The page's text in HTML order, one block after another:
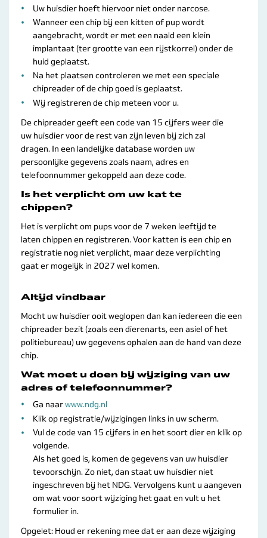
Uw huisdier hoeft hiervoor niet onder narcose.
Wanneer een chip bij een kitten of pup wordt
aangebracht, wordt er met een naald een klein
implantaat (ter grootte van een rijstkorrel) onder de
huid geplaatst.
Na het plaatsen controleren we met een speciale
chipreader of de chip goed is geplaatst.
Wij registreren de chip meteen voor u.
De chipreader geeft een code van 15 cijfers weer die
uw huisdier voor de rest van zijn leven bij zich zal
dragen. In een landelijke database worden uw
persoonlijke gegevens zoals naam, adres en
telefoonnummer gekoppeld aan deze code.
Is het verplicht om uw kat te
chippen?
Het is verplicht om pups voor de 7 weken leeftijd te
laten chippen en registreren. Voor katten is een chip en
registratie nog niet verplicht, maar deze verplichting
gaat er mogelijk in 2027 wel komen.
Altijd vindbaar
Mocht uw huisdier ooit weglopen dan kan iedereen die een
chipreader bezit (zoals een dierenarts, een asiel of het
politiebureau) uw gegevens ophalen aan de hand van deze
chip.
Wat moet u doen bij wijziging van uw
adres of telefoonnummer?
Ga naarwww.ndg.nl
Klik op registratie/wijzigingen links in uw scherm.
Vul de code van 15 cijfers in en het soort dier en klik op
volgende.
Als het goed is, komen de gegevens van uw huisdier
tevoorschijn. Zo niet, dan staat uw huisdier niet
ingeschreven bij het NDG. Vervolgens kunt u aangeven
om wat voor soort wijziging het gaat en vult u het
formulier in.
Opgelet: Houd er rekening mee dat er aan deze wijziging